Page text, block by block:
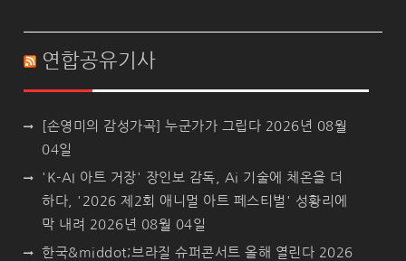
연합공유기사
[손영미의 감성가곡] 누군가가 그립다 2026년 08월
04일
'K-AI 아트 거장' 장인보 감독, Ai 기술에 체온을 더
하다, '2026 제2회 애니멀 아트 페스티벌' 성황리에
막 내려 2026년 08월 04일
한국&middot;브라질 슈퍼콘서트 올해 열린다 2026